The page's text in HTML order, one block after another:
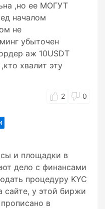
,но ее МОГУТ
началом
не
убыточен
аж 10USDT
хвалит эту
2 0
и площадки в
дело с финансами
процедуру KYC
сайте, у этой биржи
в